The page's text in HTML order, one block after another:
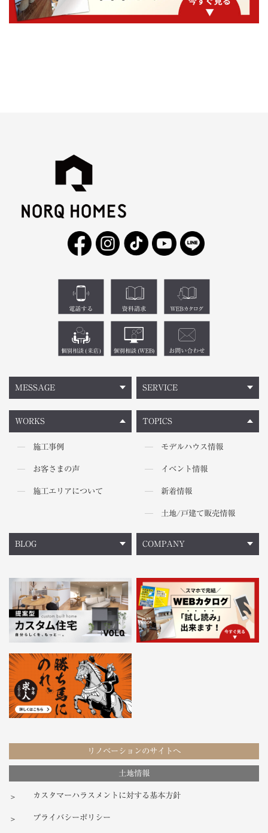
MESSAGE
WORKS
施工事例
お客さまの声
施工エリアについて
TOPICS
モデルハウス情報
イベント情報
新着情報
土地/戸建て販売情報
SERVICE
BLOG COMPANY
リノベーションのサイトへ
土地情報
カスタマーハラスメントに対する基本方針
プライバシーポリシー